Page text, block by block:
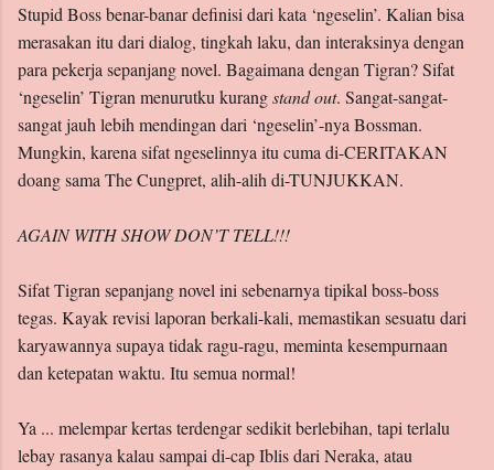
Stupid Boss benar-banar definisi dari kata ‘ngeselin’. Kalian bisa
merasakan itu dari dialog, tingkah laku, dan interaksinya dengan
para pekerja sepanjang novel. Bagaimana dengan Tigran? Sifat
‘ngeselin’ Tigran menurutku kurangstand out. Sangat-sangat-
sangat jauh lebih mendingan dari ‘ngeselin’-nya Bossman.
Mungkin, karena sifat ngeselinnya itu cuma di-CERITAKAN
doang sama The Cungpret, alih-alih di-TUNJUKKAN.
AGAIN WITH SHOW DON’T TELL!!!
Sifat Tigran sepanjang novel ini sebenarnya tipikal boss-boss
tegas. Kayak revisi laporan berkali-kali, memastikan sesuatu dari
karyawannya supaya tidak ragu-ragu, meminta kesempurnaan
dan ketepatan waktu. Itu semua normal!
Ya ... melempar kertas terdengar sedikit berlebihan, tapi terlalu
lebay rasanya kalau sampai di-cap Iblis dari Neraka, atau